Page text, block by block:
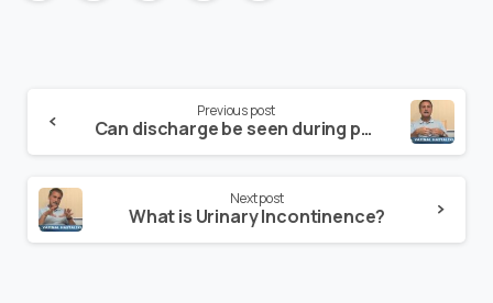
Previous post
Can discharge be seen during pregnancy?
Next post
What is Urinary Incontinence?